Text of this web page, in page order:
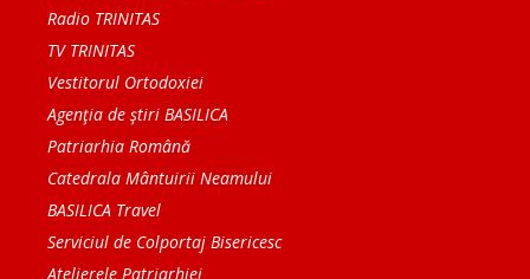
Radio TRINITAS
TV TRINITAS
Vestitorul Ortodoxiei
Agenţia de ştiri BASILICA
Patriarhia Română
Catedrala Mântuirii Neamului
BASILICA Travel
Serviciul de Colportaj Bisericesc
Atelierele Patriarhiei